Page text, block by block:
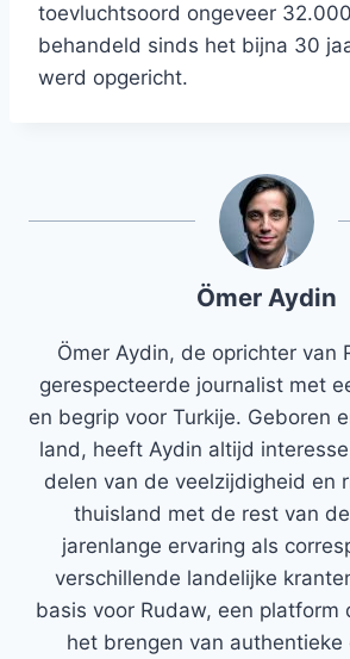
toevluchtsoord ongeveer
behandeld sinds het bijna 30
werd opgericht.
Ömer Aydin
Ömer Aydin, de oprichter van
gerespecteerde journalist met
en begrip voor Turkije. Geboren
land, heeft Aydin altijd
delen van de veelzijdigheid en
thuisland met de rest van
jarenlange ervaring als
verschillende landelijke
basis voor Rudaw, een platform
het brengen van authentieke